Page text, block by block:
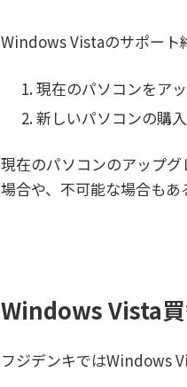
Windows Vistaのサポート
現在のパソコンをア
新しいパソコンの購入
現在のパソコンのアップ
場合や、不可能な場合もあ
Windows Vista買
フジデンキではWindows